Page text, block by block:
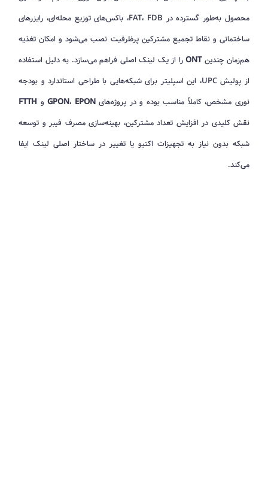
محصول به‌طور گسترده در FAT، FDB، باکس‌های توزیع محله‌ای، رایزرهای
ساختمانی و نقاط تجمیع مشترکین پرظرفیت نصب می‌شود و امکان تغذیه
هم‌زمان چندینONT را از یک لینک اصلی فراهم می‌سازد. به دلیل استفاده
از پولیش UPC، این اسپلیتر برای شبکه‌هایی با طراحی استاندارد و بودجه
نوری مشخص، کاملاً مناسب بوده و در پروژه‌های
GPON، EPON و FTTH
نقش کلیدی در افزایش تعداد مشترکین، بهینه‌سازی مصرف فیبر و توسعه
شبکه بدون نیاز به تجهیزات اکتیو یا تغییر در ساختار اصلی لینک ایفا
می‌کند.